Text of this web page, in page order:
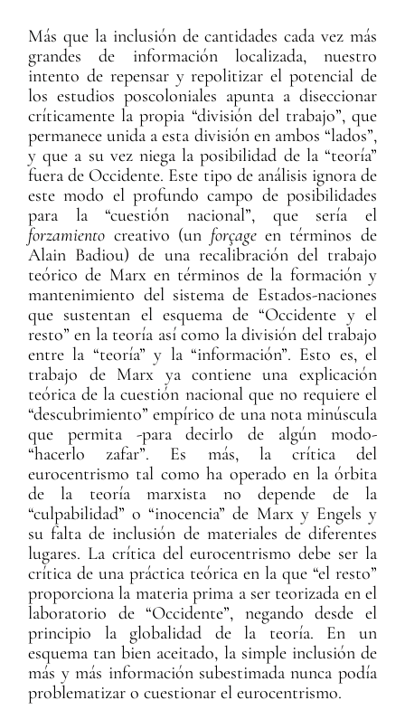
Más que la inclusión de cantidades cada vez más
grandes de información localizada, nuestro
intento de repensar y repolitizar el potencial de
los estudios poscoloniales apunta a diseccionar
críticamente la propia “división del trabajo”, que
permanece unida a esta división en ambos “lados”,
y que a su vez niega la posibilidad de la “teoría”
fuera de Occidente. Este tipo de análisis ignora de
este modo el profundo campo de posibilidades
para la “cuestión nacional”, que sería el
forzamiento creativo (un forçage en términos de
Alain Badiou) de una recalibración del trabajo
teórico de Marx en términos de la formación y
mantenimiento del sistema de Estados-naciones
que sustentan el esquema de “Occidente y el
resto” en la teoría así como la división del trabajo
entre la “teoría” y la “información”. Esto es, el
trabajo de Marx ya contiene una explicación
teórica de la cuestión nacional que no requiere el
“descubrimiento” empírico de una nota minúscula
que permita -para decirlo de algún modo-
“hacerlo zafar”. Es más, la crítica del
eurocentrismo tal como ha operado en la órbita
de la teoría marxista no depende de la
“culpabilidad” o “inocencia” de Marx y Engels y
su falta de inclusión de materiales de diferentes
lugares. La crítica del eurocentrismo debe ser la
crítica de una práctica teórica en la que “el resto”
proporciona la materia prima a ser teorizada en el
laboratorio de “Occidente”, negando desde el
principio la globalidad de la teoría. En un
esquema tan bien aceitado, la simple inclusión de
más y más información subestimada nunca podía
problematizar o cuestionar el eurocentrismo.